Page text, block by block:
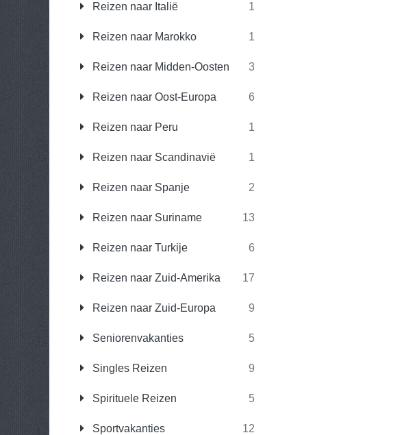
Reizen naar Italië 1
Reizen naar Marokko 1
Reizen naar Midden-Oosten 3
Reizen naar Oost-Europa 6
Reizen naar Peru 1
Reizen naar Scandinavië 1
Reizen naar Spanje 2
Reizen naar Suriname 13
Reizen naar Turkije 6
Reizen naar Zuid-Amerika 17
Reizen naar Zuid-Europa 9
Seniorenvakanties 5
Singles Reizen 9
Spirituele Reizen 5
Sportvakanties 12